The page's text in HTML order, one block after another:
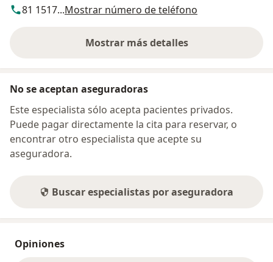
81 1517...Mostrar número de teléfono
Mostrar más detalles
sobre la dirección
No se aceptan aseguradoras
Este especialista sólo acepta pacientes privados.
Puede pagar directamente la cita para reservar, o
encontrar otro especialista que acepte su
aseguradora.
Buscar especialistas por aseguradora
Opiniones